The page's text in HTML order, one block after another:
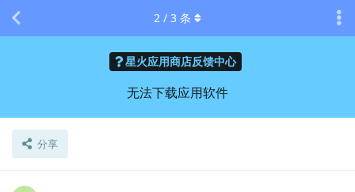
星火应用商店反馈中心
无法下载应用软件
分享
2 / 3 条